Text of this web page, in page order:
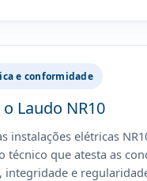
e conformidade
Laudo NR10
instalações elétricas
técnico que atesta as
integridade e